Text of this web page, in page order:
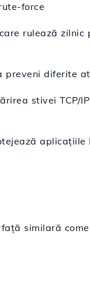
force
rulează
preveni diferite
stivei TCP/
aplicațiile
similară